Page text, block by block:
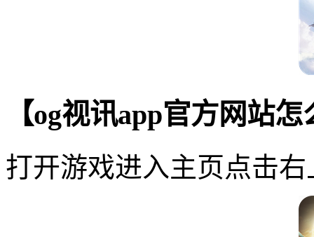
【og视讯app官方网站
打开游戏进入主页点击